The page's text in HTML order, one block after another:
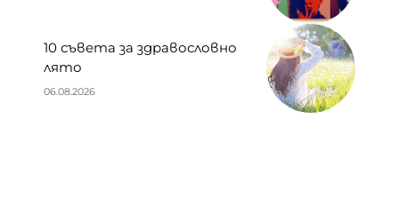
10 съвета за здравословно
лято
06.08.2026